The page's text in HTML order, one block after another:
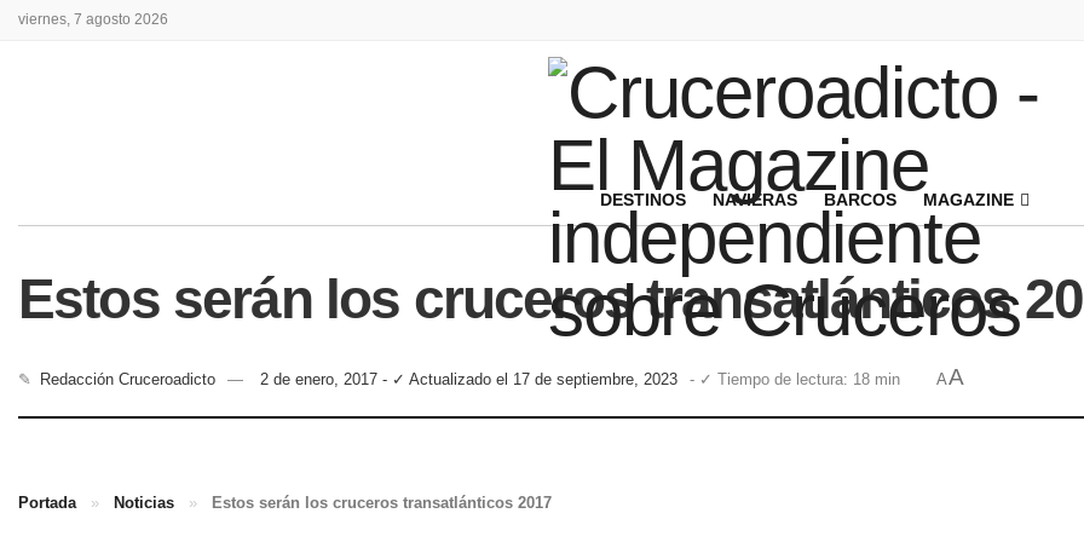
viernes, 7 agosto 2026
DESTINOS NAVIERAS BARCOS MAGAZINE
Estos serán los cruceros transatlánticos
✎ Redacción Cruceroadicto 2 de enero, 2017 - ✓ Actualizado el 17 de septiembre, 2023 - ✓ Tiempo de lectura: 18 min AA
Portada » Noticias » Estos serán los cruceros transatlánticos 2017